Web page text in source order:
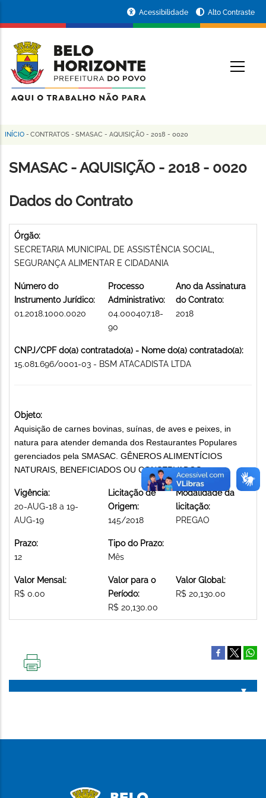
conteúdo
principal
da
Prefeitura
de
Horizonte
Acessibilidade Alto Contraste
Trilha
de
INÍCIO - CONTRATOS - SMASAC - AQUISIÇÃO - 2018 - 0020
SMASAC - AQUISIÇÃO - 2018 - 0020
Dados do Contrato
Órgão:
SECRETARIA MUNICIPAL DE ASSISTÊNCIA SOCIAL,
SEGURANÇA ALIMENTAR E CIDADANIA
Número do
Instrumento Jurídico:
01.2018.1000.0020
Processo
Administrativo:
04.000407.18-
90
Ano da Assinatura
do Contrato:
2018
CNPJ/CPF do(a) contratado(a) - Nome do(a) contratado(a):
15.081.696/0001-03 - BSM ATACADISTA LTDA
Objeto:
Aquisição de carnes bovinas, suínas, de aves e peixes, in
natura para atender demanda dos Restaurantes Populares
gerenciados pela SMASAC. GÊNEROS ALIMENTÍCIOS
NATURAIS, BENEFICIADOS OU CONSERVADOS
Vigência:
20-AUG-18 a 19-
AUG-19
Licitação de
Origem:
145/2018
Modalidade da
licitação:
PREGAO
Prazo:
12
Tipo do Prazo:
Mês
Valor Mensal:
R$ 0.00
Valor para o
Período:
R$ 20,130.00
Valor Global:
R$ 20,130.00
PÁGINA